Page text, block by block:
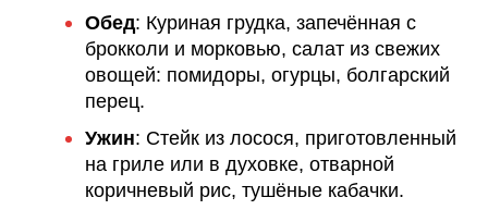
Обед: Куриная грудка, запечённая с
брокколи и морковью, салат из свежих
овощей: помидоры, огурцы, болгарский
перец.
Ужин: Стейк из лосося, приготовленный
на гриле или в духовке, отварной
коричневый рис, тушёные кабачки.